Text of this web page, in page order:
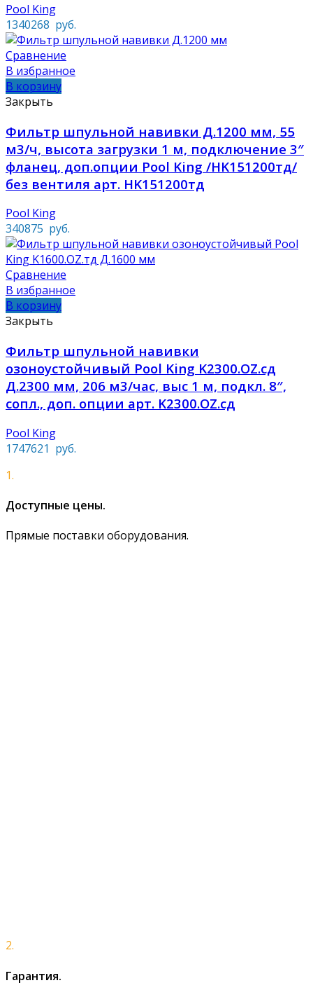
Pool King
1340268 руб.
Сравнение
В избранное
В корзину
Закрыть
Фильтр шпульной навивки Д.1200 мм, 55
м3/ч, высота загрузки 1 м, подключение 3″
фланец, доп.опции Pool King /HK151200тд/
без вентиля арт. HK151200тд
Pool King
340875 руб.
Сравнение
В избранное
В корзину
Закрыть
Фильтр шпульной навивки
озоноустойчивый Pool King K2300.OZ.сд
Д.2300 мм, 206 м3/час, выс 1 м, подкл. 8″,
сопл., доп. опции арт. K2300.OZ.сд
Pool King
1747621 руб.
1.
Доступные цены.
Прямые поставки оборудования.
2.
Гарантия.